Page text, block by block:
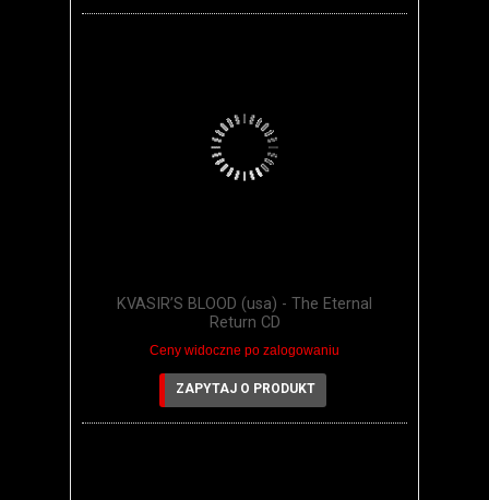
KVASIR’S BLOOD (usa) - The Eternal
Return CD
Ceny widoczne po zalogowaniu
ZAPYTAJ O PRODUKT